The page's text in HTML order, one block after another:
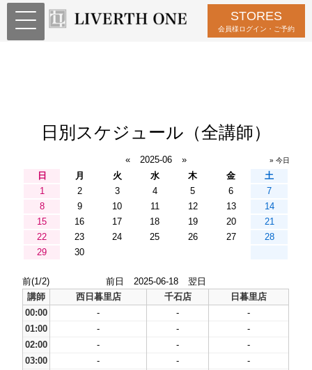
STORES
会員様ログイン・ご予約
日別スケジュール（全講師）
« 2025-06 » » 今日
日 月 火 水 木 金
土
1
2 3 4 5 6
7
8
9 10 11 12 13
14
15
16 17 18 19 20
21
22
23 24 25 26 27
28
29
30
前(1/2) 前日 2025-06-18
翌日
講師
西日暮里店 千石店
日暮里店
00:00
- -
-
01:00
- -
-
02:00
- -
-
03:00
- -
-